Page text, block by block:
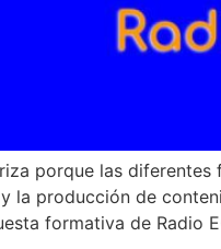
porque las
la producción de
formativa de Radio